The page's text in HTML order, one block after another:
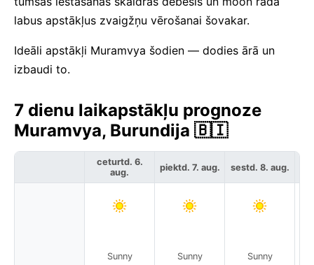
labus apstākļus zvaigžņu vērošanai šovakar.
Ideāli apstākļi Muramvya šodien — dodies ārā un
izbaudi to.
7 dienu laikapstākļu prognoze
Muramvya, Burundija 🇧🇮
ceturtd. 6.
aug.
Sunny
piektd. 7. aug.
Sunny
sestd. 8. aug.
Sunny